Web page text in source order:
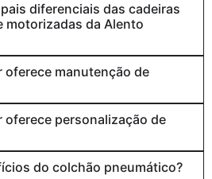
diferenciais das cadeiras
motorizadas da Alento
oferece manutenção de
oferece personalização de
do colchão pneumático?